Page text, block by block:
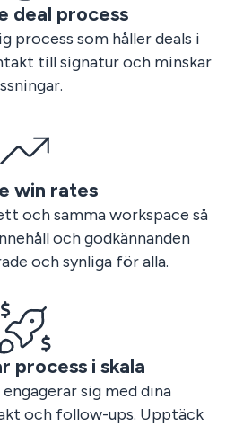
deal process
process som håller deals i
till signatur och minskar
win rates
och samma workspace så
och godkännanden
och synliga för alla.
process i skala
sig med dina
och follow-ups. Upptäck